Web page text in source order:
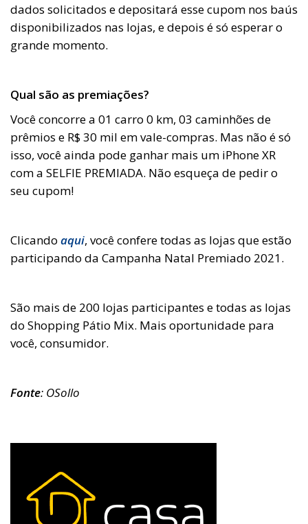
dados solicitados e depositará esse cupom nos baús
disponibilizados nas lojas, e depois é só esperar o
grande momento.
Qual são as premiações?
Você concorre a 01 carro 0 km, 03 caminhões de
prêmios e R$ 30 mil em vale-compras. Mas não é só
isso, você ainda pode ganhar mais um iPhone XR
com a SELFIE PREMIADA. Não esqueça de pedir o
seu cupom!
Clicando aqui, você confere todas as lojas que estão
participando da Campanha Natal Premiado 2021.
São mais de 200 lojas participantes e todas as lojas
do Shopping Pátio Mix. Mais oportunidade para
você, consumidor.
Fonte: OSollo